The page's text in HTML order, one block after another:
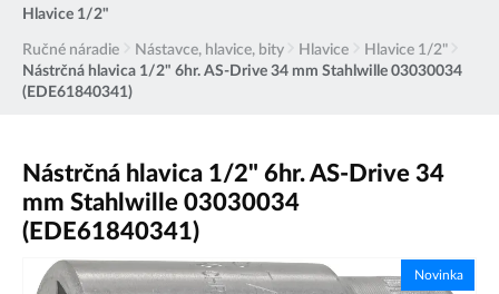
Hlavice 1/2"
Ručné náradie Nástavce, hlavice, bity Hlavice
Hlavice 1/2"
Nástrčná hlavica 1/2" 6hr. AS-Drive 34 mm Stahlwille 03030034
(EDE61840341)
Nástrčná hlavica 1/2" 6hr. AS-Drive 34
mm Stahlwille 03030034
(EDE61840341)
Novinka